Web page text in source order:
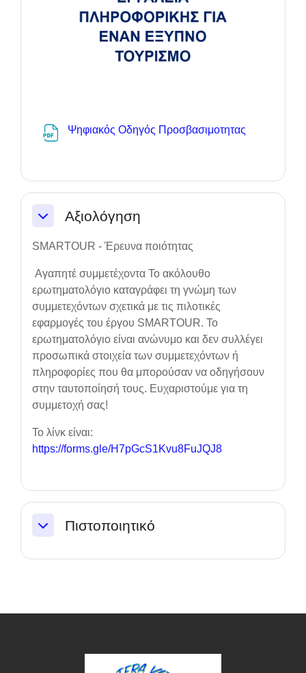
Ψηφιακός Οδηγός Προσβασιμοτητας
Einklappen
Αξιολόγηση
SMARTOUR - Έρευνα ποιότητας
Αγαπητέ συμμετέχοντα Το ακόλουθο
ερωτηματολόγιο καταγράφει τη γνώμη των
συμμετεχόντων σχετικά με τις πιλοτικές
εφαρμογές του έργου SMARTOUR. Το
ερωτηματολόγιο είναι ανώνυμο και δεν συλλέγει
προσωπικά στοιχεία των συμμετεχόντων ή
πληροφορίες που θα μπορούσαν να οδηγήσουν
στην ταυτοποίησή τους. Ευχαριστούμε για τη
συμμετοχή σας!
Το λίνκ είναι:
https://forms.gle/H7pGcS1Kvu8FuJQJ8
Πιστοποιητικό